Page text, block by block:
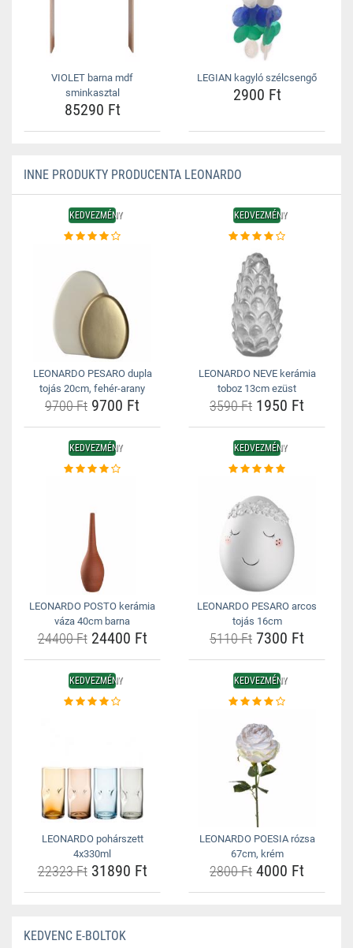
VIOLET barna mdf
sminkasztal
85290 Ft
LEGIAN kagyló szélcsengő
2900 Ft
INNE PRODUKTY PRODUCENTA LEONARDO
KEDVEZMÉNY
LEONARDO PESARO dupla
tojás 20cm, fehér-arany
9700 Ft 9700 Ft
KEDVEZMÉNY
LEONARDO NEVE kerámia
toboz 13cm ezüst
3590 Ft 1950 Ft
KEDVEZMÉNY
LEONARDO POSTO kerámia
váza 40cm barna
24400 Ft24400 Ft
KEDVEZMÉNY
LEONARDO PESARO arcos
tojás 16cm
5110 Ft 7300 Ft
KEDVEZMÉNY
LEONARDO pohárszett
4x330ml
22323 Ft31890 Ft
KEDVEZMÉNY
LEONARDO POESIA rózsa
67cm, krém
2800 Ft 4000 Ft
KEDVENC E-BOLTOK